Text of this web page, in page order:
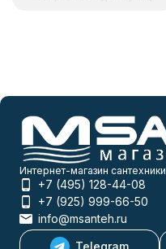
Интернет-магазин сантехники
+7 (495) 128-44-08
+7 (925) 999-66-50
info@msanteh.ru
Telegram